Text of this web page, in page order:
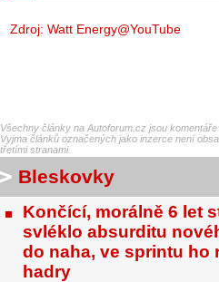
Zdroj: Watt Energy@YouTube
Všechny články na Autoforum.cz jsou
Vyjma článků označených jako inzerce není
třetími stranami.
Bleskovky
Končící, morálně 6 let
svléklo absurditu
do naha, ve sprintu ho
hadry